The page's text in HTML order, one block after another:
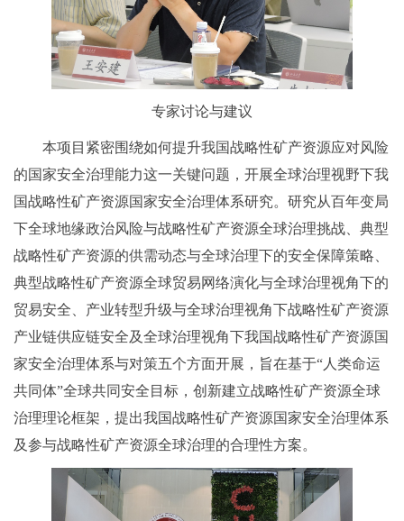
专家讨论与建议
本项目紧密围绕如何提升我国战略性矿产资源应对风险
的国家安全治理能力这一关键问题，开展全球治理视野下我
国战略性矿产资源国家安全治理体系研究。研究从百年变局
下全球地缘政治风险与战略性矿产资源全球治理挑战、典型
战略性矿产资源的供需动态与全球治理下的安全保障策略、
典型战略性矿产资源全球贸易网络演化与全球治理视角下的
贸易安全、产业转型升级与全球治理视角下战略性矿产资源
产业链供应链安全及全球治理视角下我国战略性矿产资源国
家安全治理体系与对策五个方面开展，旨在基于“人类命运
共同体”全球共同安全目标，创新建立战略性矿产资源全球
治理理论框架，提出我国战略性矿产资源国家安全治理体系
及参与战略性矿产资源全球治理的合理性方案。